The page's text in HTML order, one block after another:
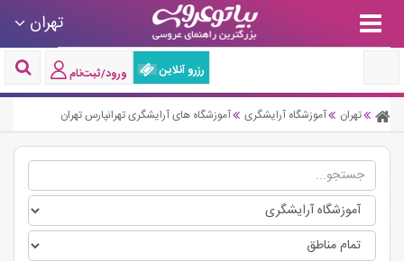
تهران
رزرو آنلاین ورود/ثبت‌نام
تهران آموزشگاه آرایشگری آموزشگاه های آرایشگری تهرانپارس تهران